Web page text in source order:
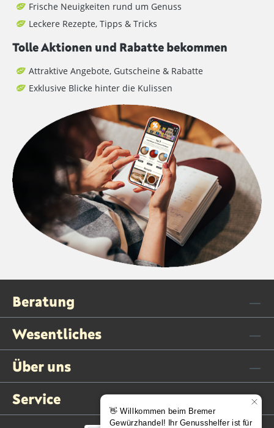
Frische Neuigkeiten rund um Genuss
Leckere Rezepte, Tipps & Tricks
Tolle Aktionen und Rabatte bekommen
Attraktive Angebote, Gutscheine & Rabatte
Exklusive Blicke hinter die Kulissen
Beratung
Wesentliches
Über uns
Service